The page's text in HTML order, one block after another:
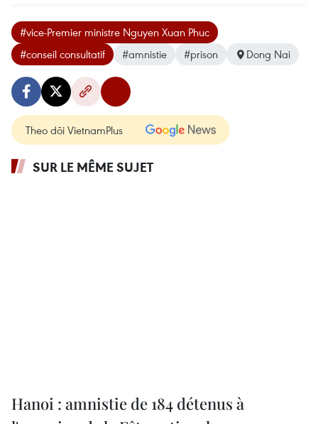
#vice-Premier ministre Nguyen Xuan Phuc
#conseil consultatif
#amnistie #prison Dong Nai
Theo dõi VietnamPlus
SUR LE MÊME SUJET
Hanoi : amnistie de 184 détenus à